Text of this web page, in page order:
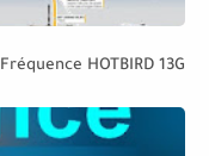
Fréquence HOTBIRD 13G